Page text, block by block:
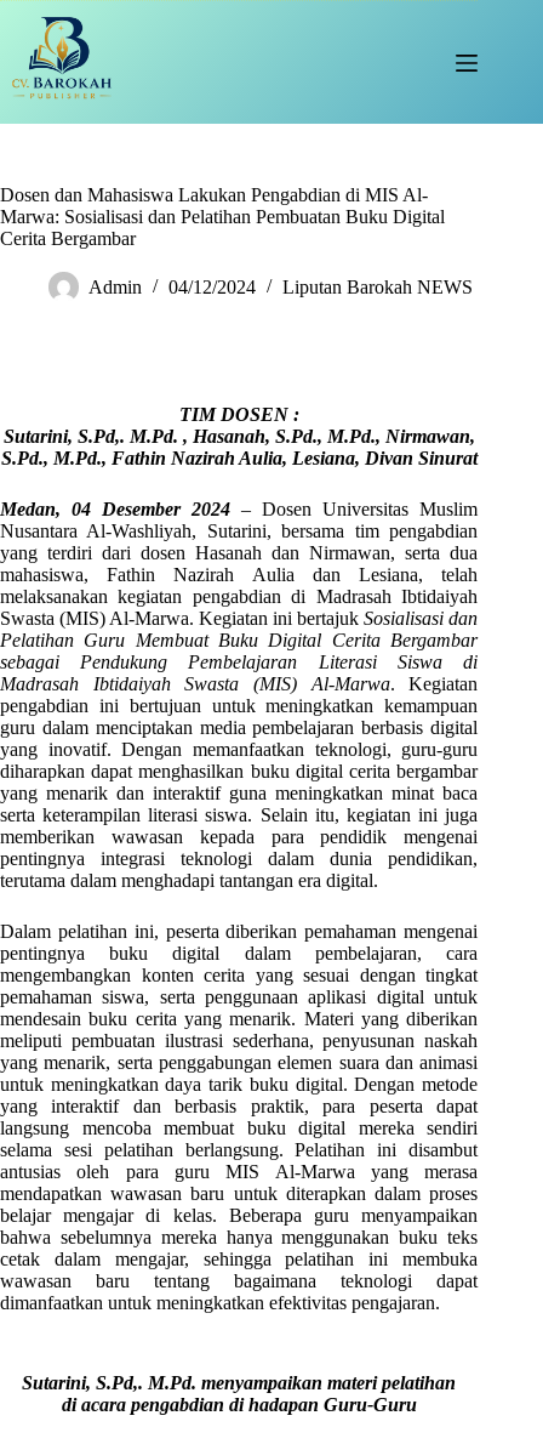
content
Dosen dan Mahasiswa Lakukan Pengabdian di MIS Al-
Marwa: Sosialisasi dan Pelatihan Pembuatan Buku Digital
Cerita Bergambar
Admin 04/12/2024 Liputan Barokah NEWS
TIM DOSEN :
Sutarini, S.Pd,. M.Pd. , Hasanah, S.Pd., M.Pd., Nirmawan,
S.Pd., M.Pd., Fathin Nazirah Aulia, Lesiana, Divan Sinurat
Medan, 04 Desember 2024 – Dosen Universitas Muslim
Nusantara Al-Washliyah, Sutarini, bersama tim pengabdian
yang terdiri dari dosen Hasanah dan Nirmawan, serta dua
mahasiswa, Fathin Nazirah Aulia dan Lesiana, telah
melaksanakan kegiatan pengabdian di Madrasah Ibtidaiyah
Swasta (MIS) Al-Marwa. Kegiatan ini bertajukSosialisasi dan
Pelatihan Guru Membuat Buku Digital Cerita Bergambar
sebagai Pendukung Pembelajaran Literasi Siswa di
Madrasah Ibtidaiyah Swasta (MIS) Al-Marwa. Kegiatan
pengabdian ini bertujuan untuk meningkatkan kemampuan
guru dalam menciptakan media pembelajaran berbasis digital
yang inovatif. Dengan memanfaatkan teknologi, guru-guru
diharapkan dapat menghasilkan buku digital cerita bergambar
yang menarik dan interaktif guna meningkatkan minat baca
serta keterampilan literasi siswa. Selain itu, kegiatan ini juga
memberikan wawasan kepada para pendidik mengenai
pentingnya integrasi teknologi dalam dunia pendidikan,
terutama dalam menghadapi tantangan era digital.
Dalam pelatihan ini, peserta diberikan pemahaman mengenai
pentingnya buku digital dalam pembelajaran, cara
mengembangkan konten cerita yang sesuai dengan tingkat
pemahaman siswa, serta penggunaan aplikasi digital untuk
mendesain buku cerita yang menarik. Materi yang diberikan
meliputi pembuatan ilustrasi sederhana, penyusunan naskah
yang menarik, serta penggabungan elemen suara dan animasi
untuk meningkatkan daya tarik buku digital. Dengan metode
yang interaktif dan berbasis praktik, para peserta dapat
langsung mencoba membuat buku digital mereka sendiri
selama sesi pelatihan berlangsung. Pelatihan ini disambut
antusias oleh para guru MIS Al-Marwa yang merasa
mendapatkan wawasan baru untuk diterapkan dalam proses
belajar mengajar di kelas. Beberapa guru menyampaikan
bahwa sebelumnya mereka hanya menggunakan buku teks
cetak dalam mengajar, sehingga pelatihan ini membuka
wawasan baru tentang bagaimana teknologi dapat
dimanfaatkan untuk meningkatkan efektivitas pengajaran.
Sutarini, S.Pd,. M.Pd. menyampaikan materi pelatihan
di acara pengabdian di hadapan Guru-Guru